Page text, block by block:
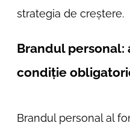
strategia de creștere.
Brandul personal:
condiție
Brandul personal al